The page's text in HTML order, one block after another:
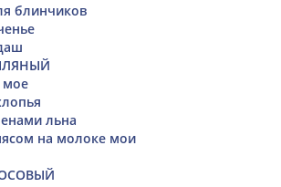
блинчиков
мое
льна
на молоке мои